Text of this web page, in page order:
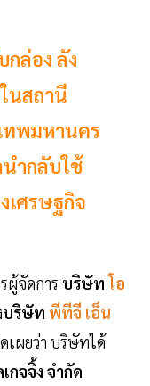
กล่อง ลัง
นสถานี
ทพมหานคร
ำกลับใช้
เศรษฐกิจ
ผู้จัดการ บริษัทโอ
บริษัท พีทีจี เอ็น
เผยว่า บริษัทได้
กจจิ้ง จำกัด